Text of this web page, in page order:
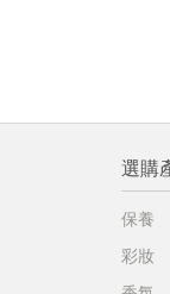
選購
保養
彩妝